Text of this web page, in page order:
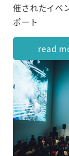
催されたイベ
ポート
read